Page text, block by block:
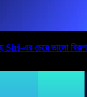
এর চেয়ে ভালো বিকল্প